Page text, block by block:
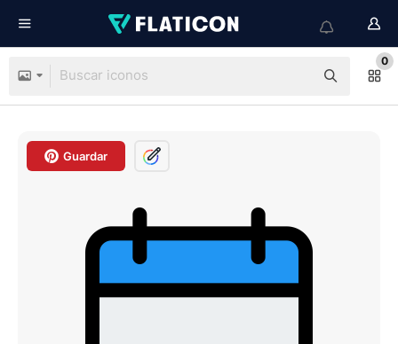
0
Guardar